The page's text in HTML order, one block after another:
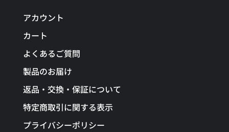
アカウント
カート
よくあるご質問
製品のお届け
返品・交換・保証について
特定商取引に関する表示
プライバシーポリシー